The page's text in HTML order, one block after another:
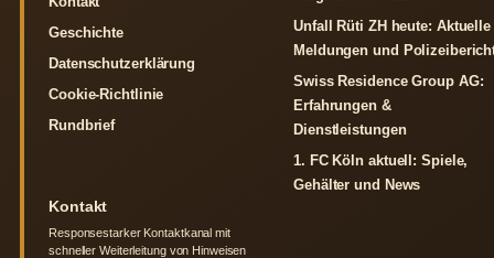
Geschichte
Datenschutzerklärung
Cookie-Richtlinie
Rundbrief
Unfall Rüti ZH heute: Aktuelle
Meldungen und
Swiss Residence Group AG:
Erfahrungen &
Dienstleistungen
1. FC Köln aktuell: Spiele,
Gehälter und News
Kontakt
Responsestarker Kontaktkanal mit
schneller Weiterleitung von Hinweisen